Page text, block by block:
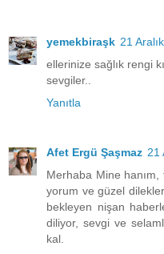
yemekbiraşk 21
ellerinize sağlık rengi
sevgiler..
Yanıtla
Afet Ergü Şaşmaz 21
Merhaba Mine hanım,
yorum ve güzel
bekleyen nişan
diliyor, sevgi ve
kal.